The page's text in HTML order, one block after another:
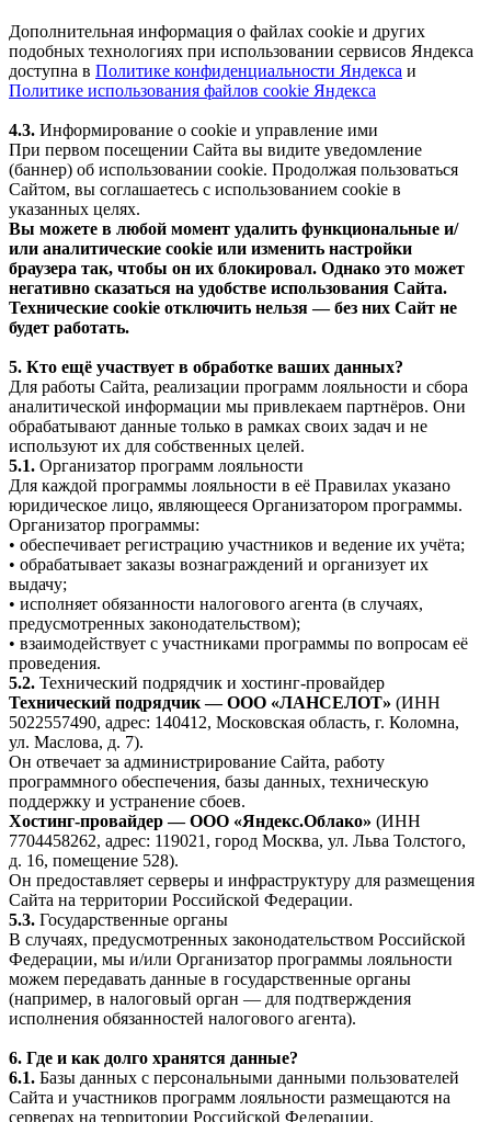
Дополнительная информация о файлах cookie и других
подобных технологиях при использовании сервисов Яндекса
доступна в Политике конфиденциальности Яндекса и
Политике использования файлов cookie Яндекса
4.3. Информирование о cookie и управление ими
При первом посещении Сайта вы видите уведомление
(баннер) об использовании cookie. Продолжая пользоваться
Сайтом, вы соглашаетесь с использованием cookie в
указанных целях.
Вы можете в любой момент удалить функциональные и/
или аналитические cookie или изменить настройки
браузера так, чтобы он их блокировал. Однако это может
негативно сказаться на удобстве использования Сайта.
Технические cookie отключить нельзя — без них Сайт не
будет работать.
5. Кто ещё участвует в обработке ваших данных?
Для работы Сайта, реализации программ лояльности и сбора
аналитической информации мы привлекаем партнёров. Они
обрабатывают данные только в рамках своих задач и не
используют их для собственных целей.
5.1. Организатор программ лояльности
Для каждой программы лояльности в её Правилах указано
юридическое лицо, являющееся Организатором программы.
Организатор программы:
• обеспечивает регистрацию участников и ведение их учёта;
• обрабатывает заказы вознаграждений и организует их
выдачу;
• исполняет обязанности налогового агента (в случаях,
предусмотренных законодательством);
• взаимодействует с участниками программы по вопросам её
проведения.
5.2. Технический подрядчик и хостинг-провайдер
Технический подрядчик — ООО «ЛАНСЕЛОТ» (ИНН
5022557490, адрес: 140412, Московская область, г. Коломна,
ул. Маслова, д. 7).
Он отвечает за администрирование Сайта, работу
программного обеспечения, базы данных, техническую
поддержку и устранение сбоев.
Хостинг-провайдер — ООО «Яндекс.Облако» (ИНН
7704458262, адрес: 119021, город Москва, ул. Льва Толстого,
д. 16, помещение 528).
Он предоставляет серверы и инфраструктуру для размещения
Сайта на территории Российской Федерации.
5.3. Государственные органы
В случаях, предусмотренных законодательством Российской
Федерации, мы и/или Организатор программы лояльности
можем передавать данные в государственные органы
(например, в налоговый орган — для подтверждения
исполнения обязанностей налогового агента).
6. Где и как долго хранятся данные?
6.1. Базы данных с персональными данными пользователей
Сайта и участников программ лояльности размещаются на
серверах на территории Российской Федерации.